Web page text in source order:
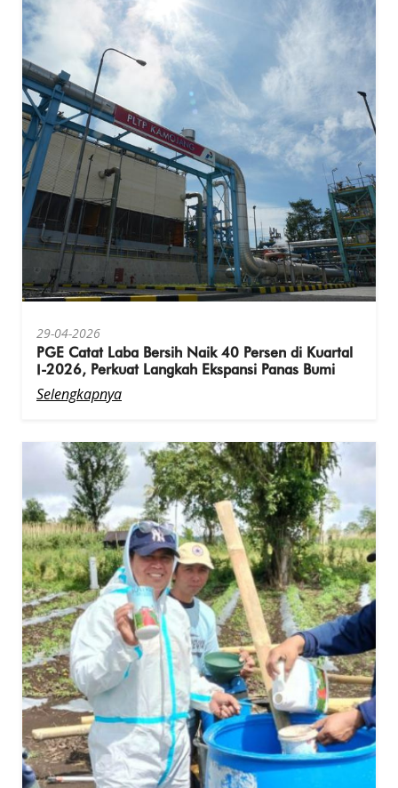
29-04-2026
PGE Catat Laba Bersih Naik 40 Persen di Kuartal
I-2026, Perkuat Langkah Ekspansi Panas Bumi
Selengkapnya